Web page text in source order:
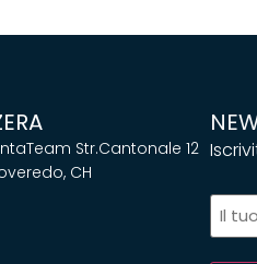
Str.Cantonale 12
CH